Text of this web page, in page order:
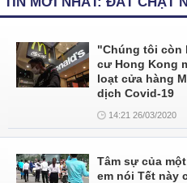
"Chúng tôi còn
cư Hong Kong
loạt cửa hàng
dịch Covid-19
14:21 26/03/2020
Tâm sự của
em nói Tết này